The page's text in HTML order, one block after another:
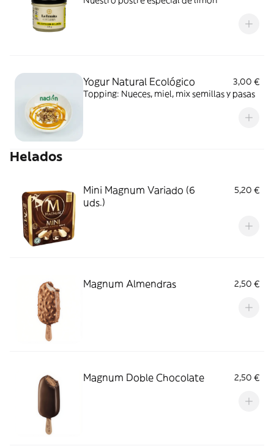
Yogur Natural Ecológico
3,00 €
Topping: Nueces, miel, mix semillas y pasas
Helados
Mini Magnum Variado (6
uds.)
5,20 €
Magnum Almendras 2,50 €
Magnum Doble Chocolate 2,50 €